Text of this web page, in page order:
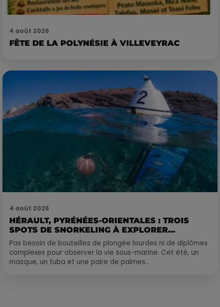
4 août 2026
FÊTE DE LA POLYNÉSIE À VILLEVEYRAC
4 août 2026
HÉRAULT, PYRÉNÉES-ORIENTALES : TROIS
SPOTS DE SNORKELING À EXPLORER...
Pas besoin de bouteilles de plongée lourdes ni de diplômes
complexes pour observer la vie sous-marine. Cet été, un
masque, un tuba et une paire de palmes...